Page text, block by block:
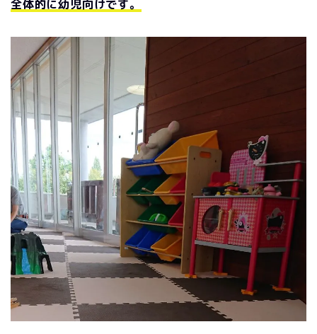
全体的に幼児向けです。